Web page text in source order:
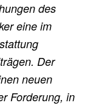
des
eine im
Der
neuen
Forderung, in